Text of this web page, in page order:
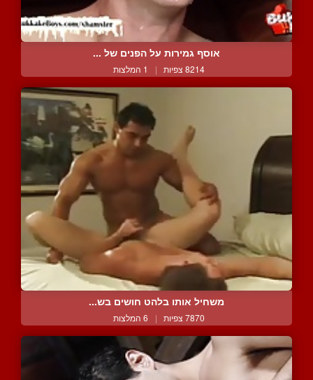
אוסף גמירות על הפנים של ...
8214 צפיות | 1 המלצות
משחיל אותו בלהט חושים בש...
7870 צפיות | 6 המלצות